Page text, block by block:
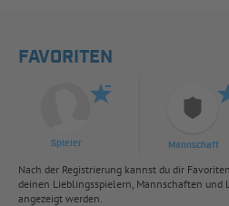
FAVORITEN
Spieler Mannschaft
Nach der Registrierung kannst du dir
deinen Lieblingsspielern, Mannschaften und
angezeigt werden.